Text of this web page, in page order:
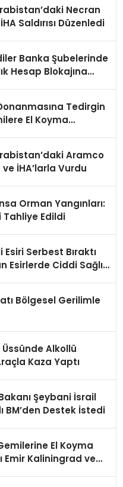
Necran
Saldırısı Düzenledi
Banka Şubelerinde
Hesap Blokajına
Tedirgin
El Koyma
Aramco
İHA’larla Vurdu
Orman Yangınları:
Tahliye Edildi
Serbest Bıraktı
Esirlerde Ciddi Sağlık
Bölgesel Gerilimle
Alkollü
Kaza Yaptı
Şeybani İsrail
BM’den Destek İstedi
El Koyma
Emir Kaliningrad ve